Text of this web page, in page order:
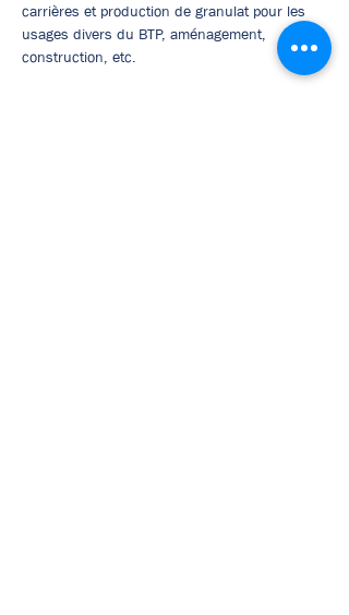
carrières et production de granulat pour les
usages divers du BTP, aménagement,
construction, etc.